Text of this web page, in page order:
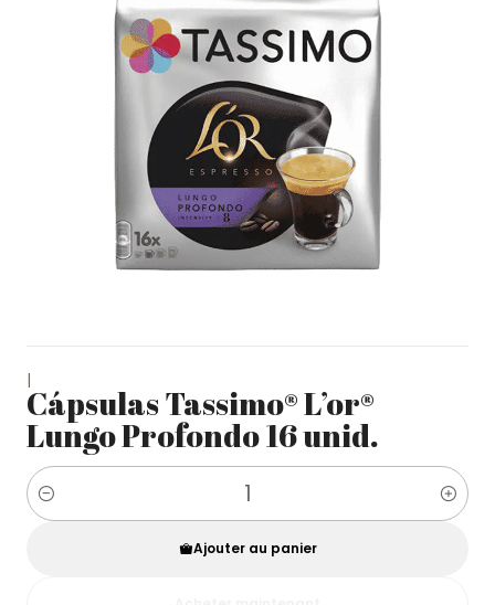
|
Cápsulas Tassimo® L’or®
Lungo Profondo 16 unid.
Quantité
Ajouter au panier